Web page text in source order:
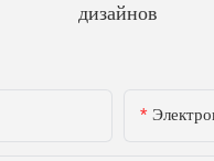
дизайнов